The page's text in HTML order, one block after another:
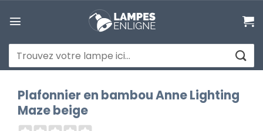
au
Recherche
pour :
Plafonnier en bambou Anne Lighting
Maze beige